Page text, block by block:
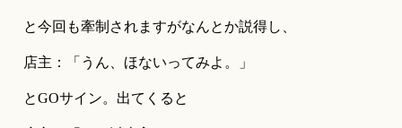
と今回も牽制されますがなんとか説得し、
店主：「うん、ほないってみよ。」
とGOサイン。出てくると